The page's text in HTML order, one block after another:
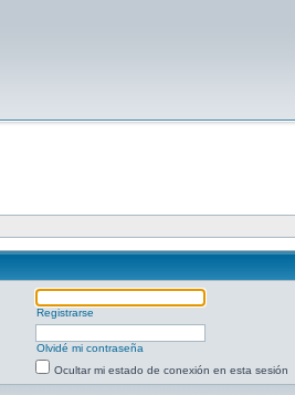
Registrarse
Olvidé mi contraseña
Ocultar mi estado de conexión en esta sesión